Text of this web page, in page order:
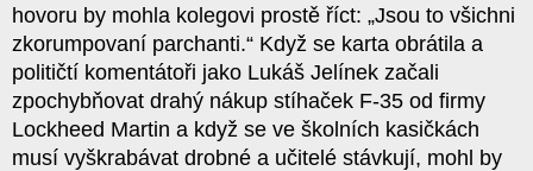
hovoru by mohla kolegovi prostě říct: „Jsou to všichni
zkorumpovaní parchanti.“ Když se karta obrátila a
političtí komentátoři jako Lukáš Jelínek začali
zpochybňovat drahý nákup stíhaček F-35 od firmy
Lockheed Martin a když se ve školních kasičkách
musí vyškrabávat drobné a učitelé stávkují, mohl by